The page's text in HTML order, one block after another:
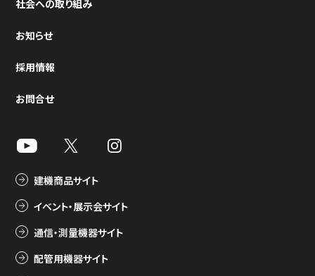
社会への取り組み
お知らせ
採用情報
お問合せ
建機商品サイト
イベント・展示会サイト
通信・測量機器サイト
配管用機器サイト